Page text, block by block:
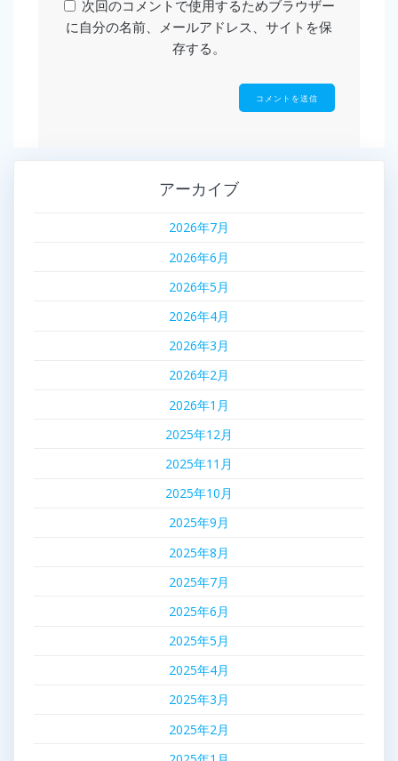
次回のコメントで使用するためブラウザー
に自分の名前、メールアドレス、サイトを保
存する。
アーカイブ
2026年7月
2026年6月
2026年5月
2026年4月
2026年3月
2026年2月
2026年1月
2025年12月
2025年11月
2025年10月
2025年9月
2025年8月
2025年7月
2025年6月
2025年5月
2025年4月
2025年3月
2025年2月